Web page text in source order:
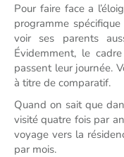
Pour faire face a
programme
voir ses parents
Évidemment, le
passent leur journée.
à titre de comparatif.
Quand on sait que
visité quatre fois par
voyage vers la
par mois.